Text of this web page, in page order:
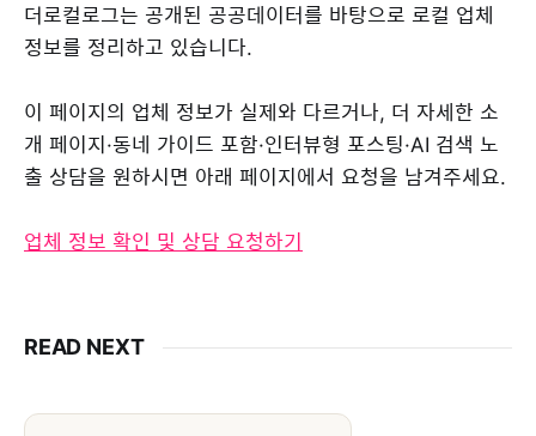
더로컬로그는 공개된 공공데이터를 바탕으로 로컬 업체
정보를 정리하고 있습니다.
이 페이지의 업체 정보가 실제와 다르거나, 더 자세한 소
개 페이지·동네 가이드 포함·인터뷰형 포스팅·AI 검색 노
출 상담을 원하시면 아래 페이지에서 요청을 남겨주세요.
업체 정보 확인 및 상담 요청하기
READ NEXT